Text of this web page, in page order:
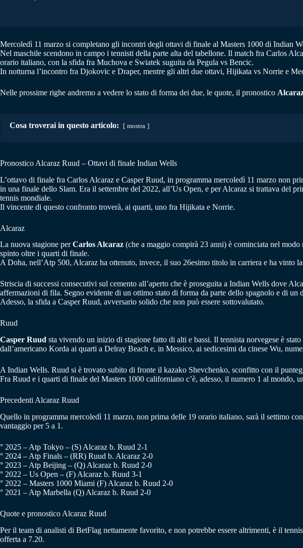
Mercoledì 11 marzo si completano gli incontri degli ottavi di finale al Masters 1000 di Indian
Nel maschile scendono in campo i tennisti della parte alta del tabellone. Il match fra Carlos
orario italiano, con la sfida fra Muchova e Swiatek suguita da Pegula vs Bencic.
In notturna l’incontro fra Djokovic e Draper, mentre gli altri due ottavi, Hijikata vs Norrie e
Nelle prossime righe andremo a vedere lo stato di forma dei due, le quote, il pronostico
Cosa troverai in questo articolo: mostra
Pronostico Alcaraz Ruud – Ottavi di finale Indian Wells
L’ottavo di finale fra Carlos Alcaraz e Casper Ruud, in programma mercoledì 11 marzo non
in una finale dello Slam. Era il settembre del 2022, all’Us Open, e per Alcaraz si trattava del
tennis mondiale.
Il vincente di questo confronto troverà, ai quarti, uno fra Hijikata e Norrie.
Alcaraz
La nuova stagione perCarlos Alcaraz (che a maggio compirà 23 anni) è cominciata nel
spinto oltre i quarti di finale.
A Doha, nell’Atp 500, Alcaraz ha ottenuto, invece, il suo 26esimo titolo in carriera e ha vinto
Striscia di successi consecutivi sul cemento all’aperto che è proseguita a Indian Wells dove
affermazioni di fila. Segno evidente di un ottimo stato di forma da parte dello spagnolo e di
Adesso, la sfida a Casper Ruud, avversario solido che non può essere sottovalutato.
Ruud
Casper Ruud sta vivendo un inizio di stagione fatto di alti e bassi. Il tennista norvegese è
dall’americano Korda ai quarti a Delray Beach e, in Messico, ai sedicesimi da cinese Wu,
A Indian Wells. Ruud si è trovato subito di fronte il kazako Shevchenko, sconfitto con il
Fra Ruud e i quarti di finale del Masters 1000 californiano c’è, adesso, il numero 1 al mondo,
Precedenti Alcaraz Ruud
Quello in programma mercoledì 11 marzo, non prima delle 19 orario italiano, sarà il settimo
vantaggio per 5 a 1.
° 2025 – Atp Tokyo – (S) Alcaraz b. Ruud 2-1
° 2024 – Atp Finals – (RR) Ruud b. Alcaraz 2-0
° 2023 – Atp Beijing – (Q) Alcaraz b. Ruud 2-0
° 2022 – Us Open – (F) Alcaraz b. Ruud 3-1
° 2022 – Masters 1000 Miami (F) Alcaraz b. Ruud 2-0
° 2021 – Atp Marbella (Q) Alcaraz b. Ruud 2-0
Quote e pronostico Alcaraz Ruud
Per il team di analisti di BetFlag nettamente favorito, e non potrebbe essere altrimenti, è il
offerta a 7.20.